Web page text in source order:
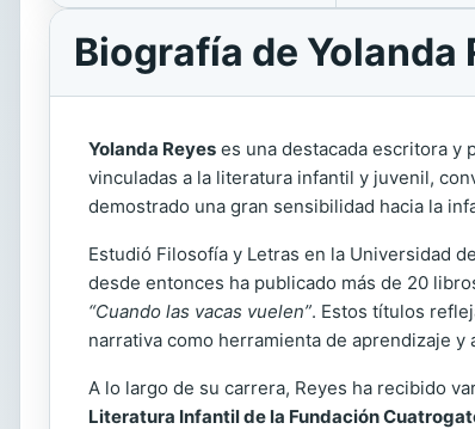
Biografía de Yolanda
Yolanda Reyes es una destacada escritora y
vinculadas a la literatura infantil y juvenil,
demostrado una gran sensibilidad hacia la
Estudió Filosofía y Letras en la Universidad
desde entonces ha publicado más de 20
“Cuando las vacas vuelen”. Estos títulos
narrativa como herramienta de aprendizaje y
A lo largo de su carrera, Reyes ha recibido
Literatura Infantil de la Fundación